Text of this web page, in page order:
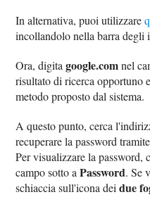
In alternativa, puoi utilizzare
incollandolo nella barra degli
Ora, digitagoogle.comnel
risultato di ricerca opportuno
metodo proposto dal sistema.
A questo punto, cerca
recuperare la password
Per visualizzare la password,
campo sotto aPassword. Se
schiaccia sull'icona deidue